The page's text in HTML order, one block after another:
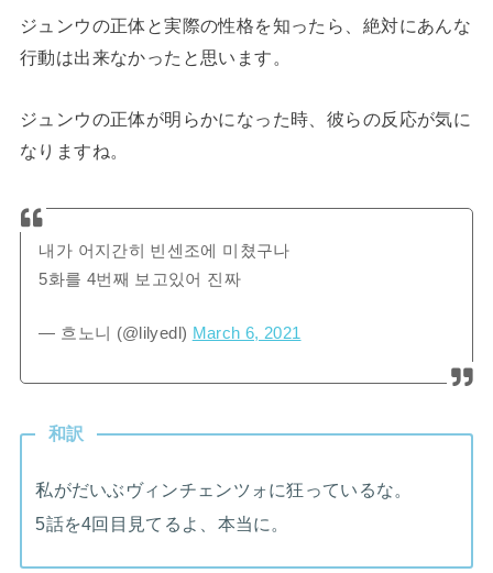
ジュンウの正体と実際の性格を知ったら、絶対にあんな
行動は出来なかったと思います。
ジュンウの正体が明らかになった時、彼らの反応が気に
なりますね。
내가 어지간히 빈센조에 미쳤구나
5화를 4번째 보고있어 진짜
— 흐노니 (@lilyedl) March 6, 2021
和訳
私がだいぶヴィンチェンツォに狂っているな。
5話を4回目見てるよ、本当に。